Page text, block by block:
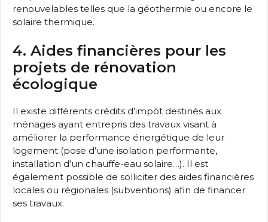
renouvelables telles que la géothermie ou encore le
solaire thermique.
4. Aides financières pour les
projets de rénovation
écologique
Il existe différents crédits d’impôt destinés aux
ménages ayant entrepris des travaux visant à
améliorer la performance énergétique de leur
logement (pose d’une isolation performante,
installation d’un chauffe-eau solaire…). Il est
également possible de solliciter des aides financières
locales ou régionales (subventions) afin de financer
ses travaux.